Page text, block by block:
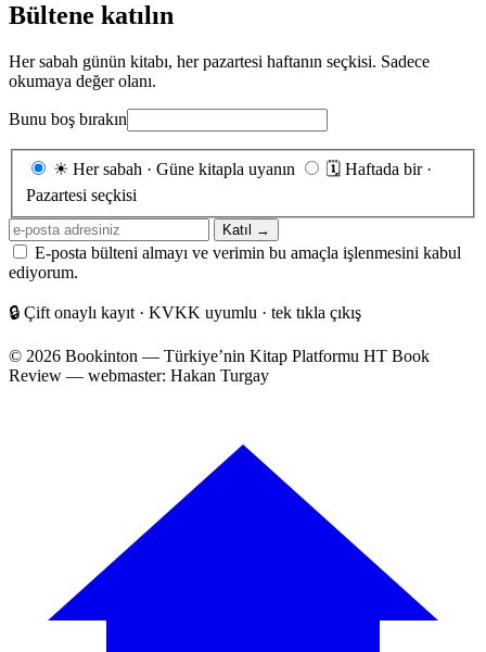
Bültene katılın
Her sabah günün kitabı, her pazartesi haftanın seçkisi. Sadece
okumaya değer olanı.
Bunu boş bırakın
Gönderim
☀ Her sabah · Güne kitapla uyanın 🗓 Haftada bir ·
Pazartesi seçkisi
E-
posta
adresiniz
Katıl →
E-posta bülteni almayı ve verimin bu amaçla işlenmesini kabul
ediyorum.
🔒 Çift onaylı kayıt · KVKK uyumlu · tek tıkla çıkış
© 2026 Bookinton — Türkiye’nin Kitap Platformu HT Book
Review — webmaster: Hakan Turgay